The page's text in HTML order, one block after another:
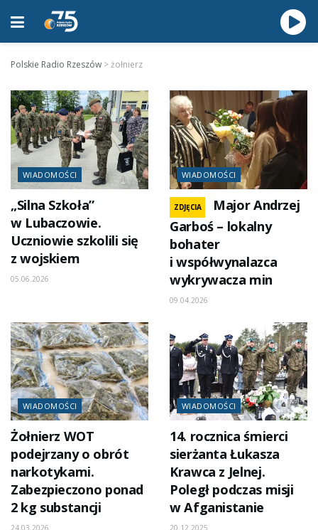
Polskie Radio Rzeszów >żołnierz
WIADOMOŚCI
„Silna Szkoła”
w Lubaczowie.
Uczniowie szkolili się
z wojskiem
05.06.2026
WIADOMOŚCI
ZDJĘCIA
Major Andrzej
Garboś – lokalny
bohater
i współwynalazca
wykrywacza min
09.04.2026
WIADOMOŚCI
Żołnierz WOT
podejrzany o obrót
narkotykami.
Zabezpieczono ponad
2 kg substancji
WIADOMOŚCI
14. rocznica śmierci
sierżanta Łukasza
Krawca z Jelnej.
Poległ podczas misji
w Afganistanie